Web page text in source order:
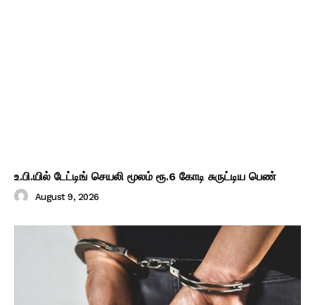
உ.பி.யில் டேட்டிங் செயலி மூலம் ரூ.6 கோடி சுருட்டிய பெண்
August 9, 2026